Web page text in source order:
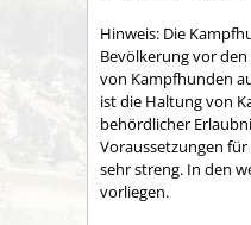
Hinweis: Die
Bevölkerung vor
von Kampfhunden
ist die Haltung von
behördlicher
Voraussetzungen
sehr streng. In den
vorliegen.